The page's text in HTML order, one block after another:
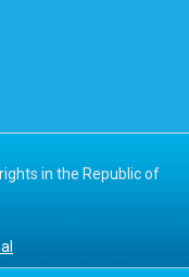
in the Republic of